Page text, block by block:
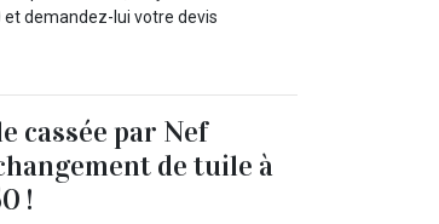
demandez-lui votre devis
cassée par Nef
de tuile à
!